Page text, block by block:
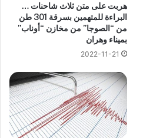
هربت على متن ثلاث شاحنات …
البراءة للمتهمين بسرقة 301 طن
من “الصوجا” من مخازن “أوناب”
بميناء وهران
2022-11-21